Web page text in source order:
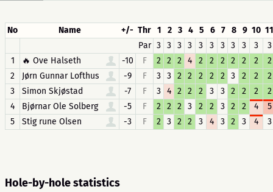
No Name +/- Thr 1 2 3 4 5 6 7 8 9 10 11
Par 3 3 3 3 3 3 3 3 3 3
3
1
🔥 Ove Halseth -10 F 2 2 2 4 2 2 2 2 2 2
2
2
Jørn Gunnar Lofthus -9 F 3 3 2 2 2 2 2 3 2 2
2
3
Simon Skjøstad -7 F 3 4 2 2 2 3 3 2 2 2
2
4
Bjørnar Ole Solberg -5 F 2 2 2 3 2 2 3 2 2 4
5
5
Stig rune Olsen -3 F 2 3 2 2 3 4 3 2 3 4 3
Hole-by-hole statistics